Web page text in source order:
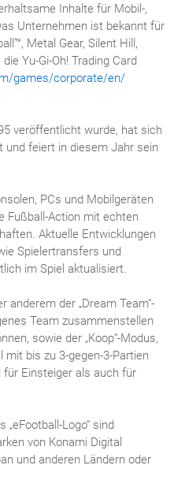
Inhalte für Mobil-,
Unternehmen ist bekannt für
Metal Gear, Silent Hill,
Yu-Gi-Oh! Trading Card
games/corporate/en/
veröffentlicht wurde, hat sich
und feiert in diesem Jahr sein
PCs und Mobilgeräten
Fußball-Action mit echten
Aktuelle Entwicklungen
Spielertransfers und
im Spiel aktualisiert.
anderem der „Dream Team“-
Team zusammenstellen
sowie der „Koop“-Modus,
mit bis zu 3-gegen-3-Partien
Einsteiger als auch für
„eFootball-Logo“ sind
von Konami Digital
und anderen Ländern oder